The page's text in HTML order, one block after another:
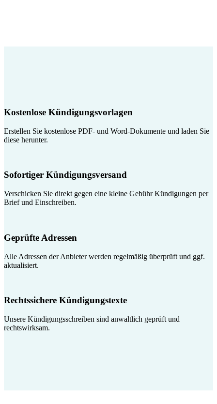
Kostenlose Kündigungsvorlagen
Erstellen Sie kostenlose PDF- und Word-Dokumente und laden Sie
diese herunter.
Sofortiger Kündigungsversand
Verschicken Sie direkt gegen eine kleine Gebühr Kündigungen per
Brief und Einschreiben.
Geprüfte Adressen
Alle Adressen der Anbieter werden regelmäßig überprüft und ggf.
aktualisiert.
Rechtssichere Kündigungstexte
Unsere Kündigungsschreiben sind anwaltlich geprüft und
rechtswirksam.